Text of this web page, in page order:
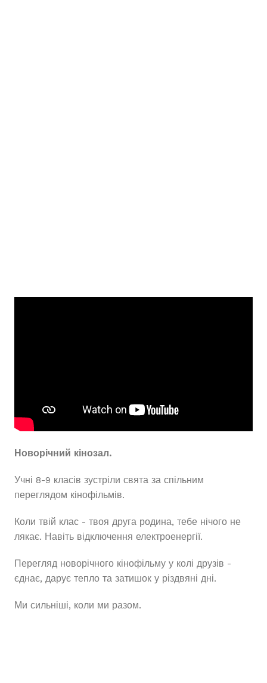
Новорічний кінозал.
Учні 8-9 класів зустріли свята за спільним
переглядом кінофільмів.
Коли твій клас - твоя друга родина, тебе нічого не
лякає. Навіть відключення електроенергії.
Перегляд новорічного кінофільму у колі друзів -
єднає, дарує тепло та затишок у різдвяні дні.
Ми сильніші, коли ми разом.